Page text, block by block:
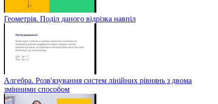
Геометрія. Поділ даного відрізка навпіл
Алгебра. Розв'язування систем лінійних рівнянь з двома
змінними способом